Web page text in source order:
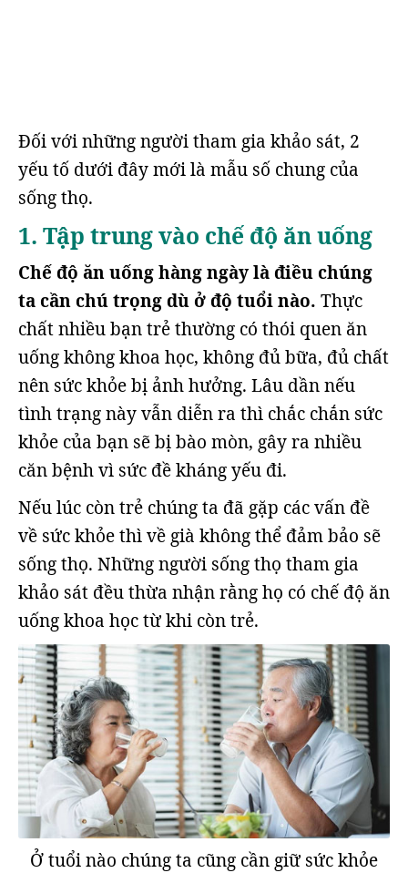
Đối với những người tham gia khảo sát, 2
yếu tố dưới đây mới là mẫu số chung của
sống thọ.
1. Tập trung vào chế độ ăn uống
Chế độ ăn uống hàng ngày là điều chúng
ta cần chú trọng dù ở độ tuổi nào. Thực
chất nhiều bạn trẻ thường có thói quen ăn
uống không khoa học, không đủ bữa, đủ chất
nên sức khỏe bị ảnh hưởng. Lâu dần nếu
tình trạng này vẫn diễn ra thì chắc chắn sức
khỏe của bạn sẽ bị bào mòn, gây ra nhiều
căn bệnh vì sức đề kháng yếu đi.
Nếu lúc còn trẻ chúng ta đã gặp các vấn đề
về sức khỏe thì về già không thể đảm bảo sẽ
sống thọ. Những người sống thọ tham gia
khảo sát đều thừa nhận rằng họ có chế độ ăn
uống khoa học từ khi còn trẻ.
Ở tuổi nào chúng ta cũng cần giữ sức khỏe